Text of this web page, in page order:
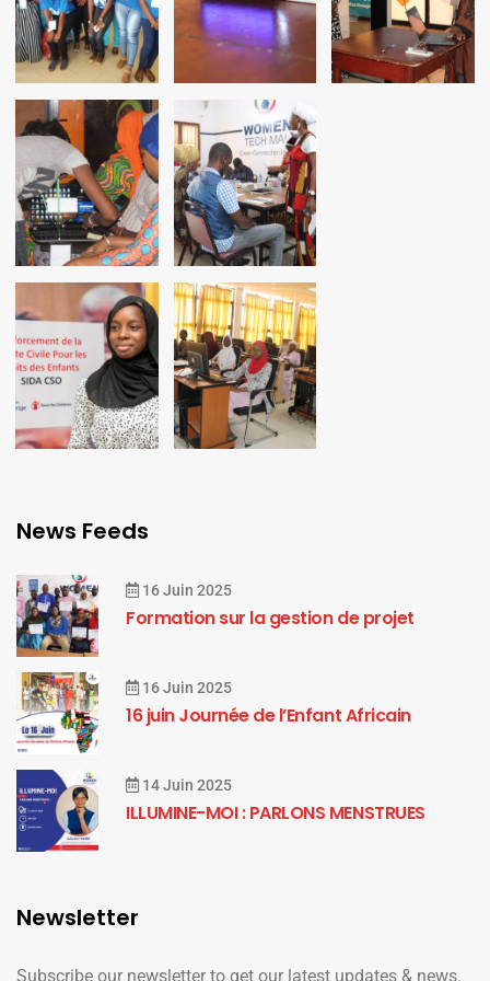
News Feeds
16 Juin 2025
Formation sur la gestion de projet
16 Juin 2025
16 juin Journée de l’Enfant Africain
14 Juin 2025
ILLUMINE-MOI : PARLONS MENSTRUES
Newsletter
Subscribe our newsletter to get our latest updates & news.